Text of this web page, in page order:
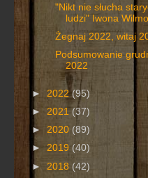
"Nikt nie słucha
ludzi" Iwona
Żegnaj 2022, witaj
Podsumowanie
2022
► 2022(95)
► 2021 (37)
► 2020 (89)
► 2019 (40)
► 2018 (42)